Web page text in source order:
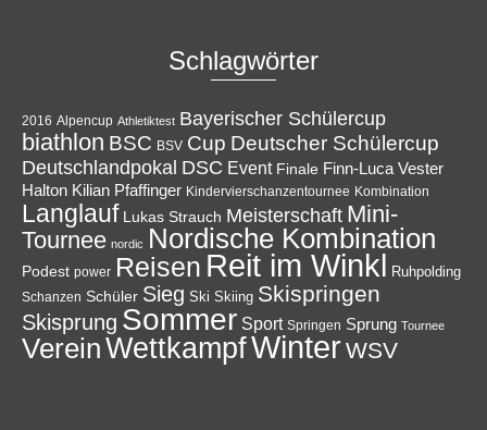
Schlagwörter
2016 Alpencup Athletiktest Bayerischer Schülercup
biathlon BSC BSV Cup Deutscher Schülercup
Deutschlandpokal DSC Event Finale Finn-Luca Vester
Halton Kilian Pfaffinger Kindervierschanzentournee Kombination
Langlauf Lukas Strauch Meisterschaft Mini-
Tournee nordic Nordische Kombination
Podest power Reisen Reit im Winkl Ruhpolding
Schanzen Schüler Sieg Ski Skiing Skispringen
Skisprung Sommer Sport Springen Sprung Tournee
VereinWettkampfWinterWSV